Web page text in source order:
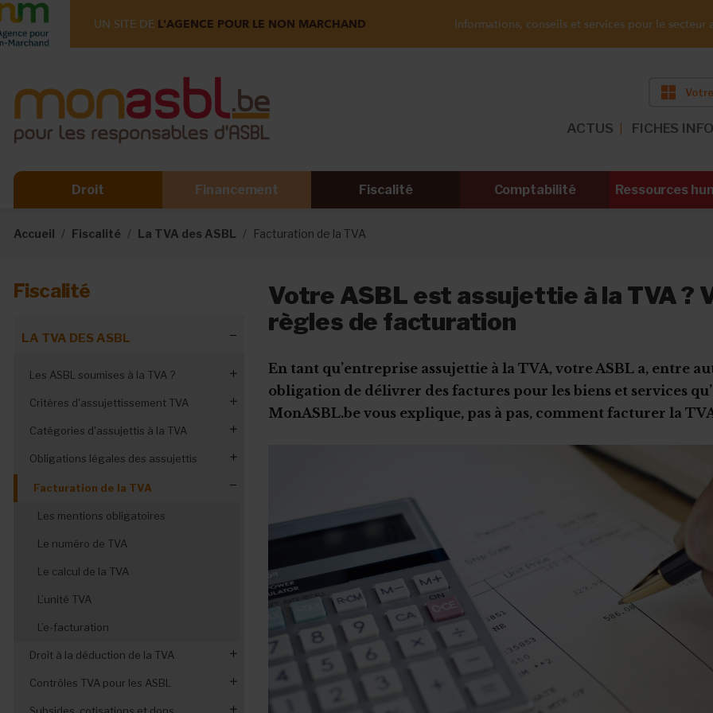
UN SITE DE L'AGENCE POUR LE NON MARCHAND Informations, conseils et services pour le secteur
ACTUS FICHES INFO
Droit Financement Fiscalité Comptabilité Ressources
Accueil Fiscalité La TVA des ASBL Facturation de la TVA
Fiscalité
LA TVA DES ASBL
Les ASBL soumises à la TVA ?
L'application différenciée de la TVA
Critères d'assujettissement TVA
La forme juridique de l’ASBL
Les biens et services gratuits
Le caractère lucratif ou non lucratif
L'activité économique habituelle
L’activité économique principale
Catégories d'assujettis à la TVA
Assujettis ordinaires
Assujettis mixtes ou partiels
Assujettis exemptés
Obligations administratives
Assujettis franchisés
Non-assujettis à la TVA
Obligations légales des assujettis
Différents régimes TVA
Déclaration périodique de la TVA
Paiement de la TVA
Compte courant TVA
Compte en crédit : remboursement
Listing des clients assujettis
Facturation de la TVA
Les mentions obligatoires
Le numéro de TVA
Le calcul de la TVA
L’unité TVA
L’e-facturation
Droit à la déduction de la TVA
Factures non déclarées à la TVA
Contrôles TVA pour les ASBL
Votre ASBL est assujettie à la TVA ?
règles de facturation
En tant qu’entreprise assujettie à la TVA, votre ASBL a, entre
obligation de délivrer des factures pour les biens et services
MonASBL.be vous explique, pas à pas, comment facturer la